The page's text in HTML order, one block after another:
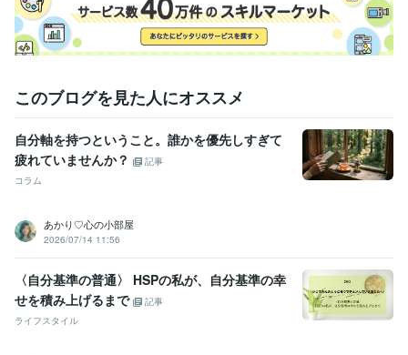
このブログを見た人にオススメ
自分軸を持つということ。誰かを優先しすぎて
疲れていませんか？
記事
コラム
あかり♡心の小部屋
2026/07/14 11:56
〈自分基準の普通〉 HSPの私が、自分基準の幸
せを積み上げるまで
記事
ライフスタイル